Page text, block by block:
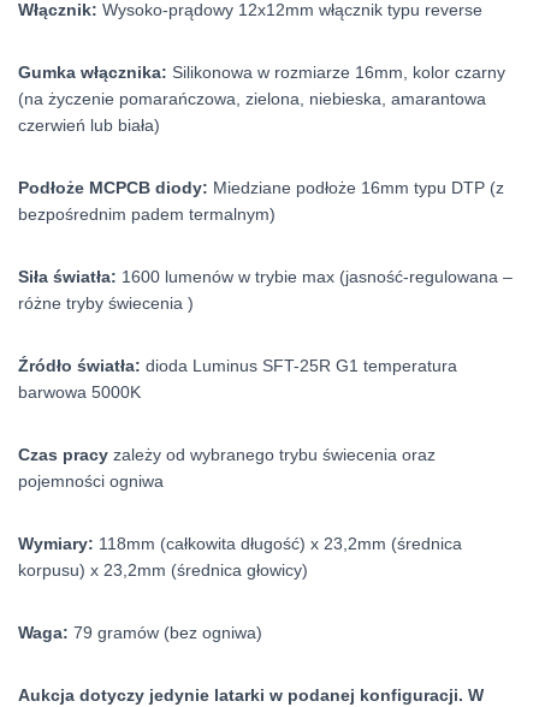
Włącznik: Wysoko-prądowy 12x12mm włącznik typu reverse
Gumka włącznika: Silikonowa w rozmiarze 16mm, kolor czarny
(na życzenie pomarańczowa, zielona, niebieska, amarantowa
czerwień lub biała)
Podłoże MCPCB diody: Miedziane podłoże 16mm typu DTP (z
bezpośrednim padem termalnym)
Siła światła: 1600 lumenów w trybie max (jasność-regulowana –
różne tryby świecenia )
Źródło światła: dioda Luminus SFT-25R G1 temperatura
barwowa 5000K
Czas pracy zależy od wybranego trybu świecenia oraz
pojemności ogniwa
Wymiary: 118mm (całkowita długość) x 23,2mm (średnica
korpusu) x 23,2mm (średnica głowicy)
Waga: 79 gramów (bez ogniwa)
Aukcja dotyczy jedynie latarki w podanej konfiguracji. W